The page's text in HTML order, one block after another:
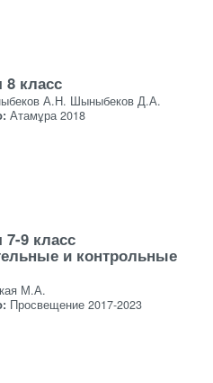
8 класс
А.Н. Шыныбеков Д.А.
Атамұра 2018
7-9 класс
и контрольные
М.А.
Просвещение 2017-2023